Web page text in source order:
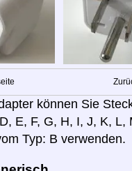
können Sie
E, F, G, H, I, J, K, L,
Typ: B verwenden.